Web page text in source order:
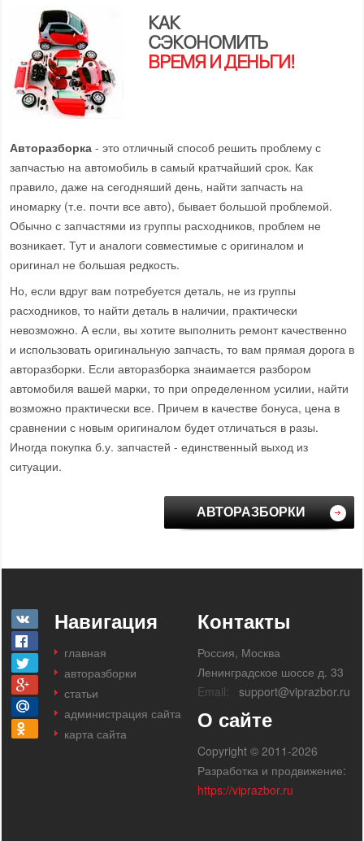
КАК
СЭКОНОМИТЬ
ВРЕМЯ И ДЕНЬГИ!
Авторазборка - это отличный способ решить проблему с
запчастью на автомобиль в самый кратчайший срок. Как
правило, даже на сегодняший день, найти запчасть на
иномарку (т.е. почти все авто), бывает большой проблемой.
Обычно с запчастями из группы расходников, проблем не
возникает. Тут и аналоги совместимые с оригиналом и
оригинал не большая редкость.
Но, если вдруг вам потребуется деталь, не из группы
расходников, то найти деталь в наличии, практически
невозможно. А если, вы хотите выполнить ремонт качественно
и использовать оригинальную запчасть, то вам прямая дорога в
авторазборки. Если авторазборка знаимается разбором
автомобиля вашей марки, то при определенном усилии, найти
возможно практически все. Причем в качестве бонуса, цена в
сравнении с новым оригиналом будет отличаться в разы.
Иногда покупка б.у. запчастей - единственный выход из
ситуации.
АВТОРАЗБОРКИ
Навигация
главная
авторазборки
статьи
администрация сайта
карта сайта
Контакты
Россия, Москва
Ленинградское шоссе д. 33
Email:
support@viprazbor.ru
О сайте
Copyright © 2011-2026
Разработка и продвижение:
https://viprazbor.ru